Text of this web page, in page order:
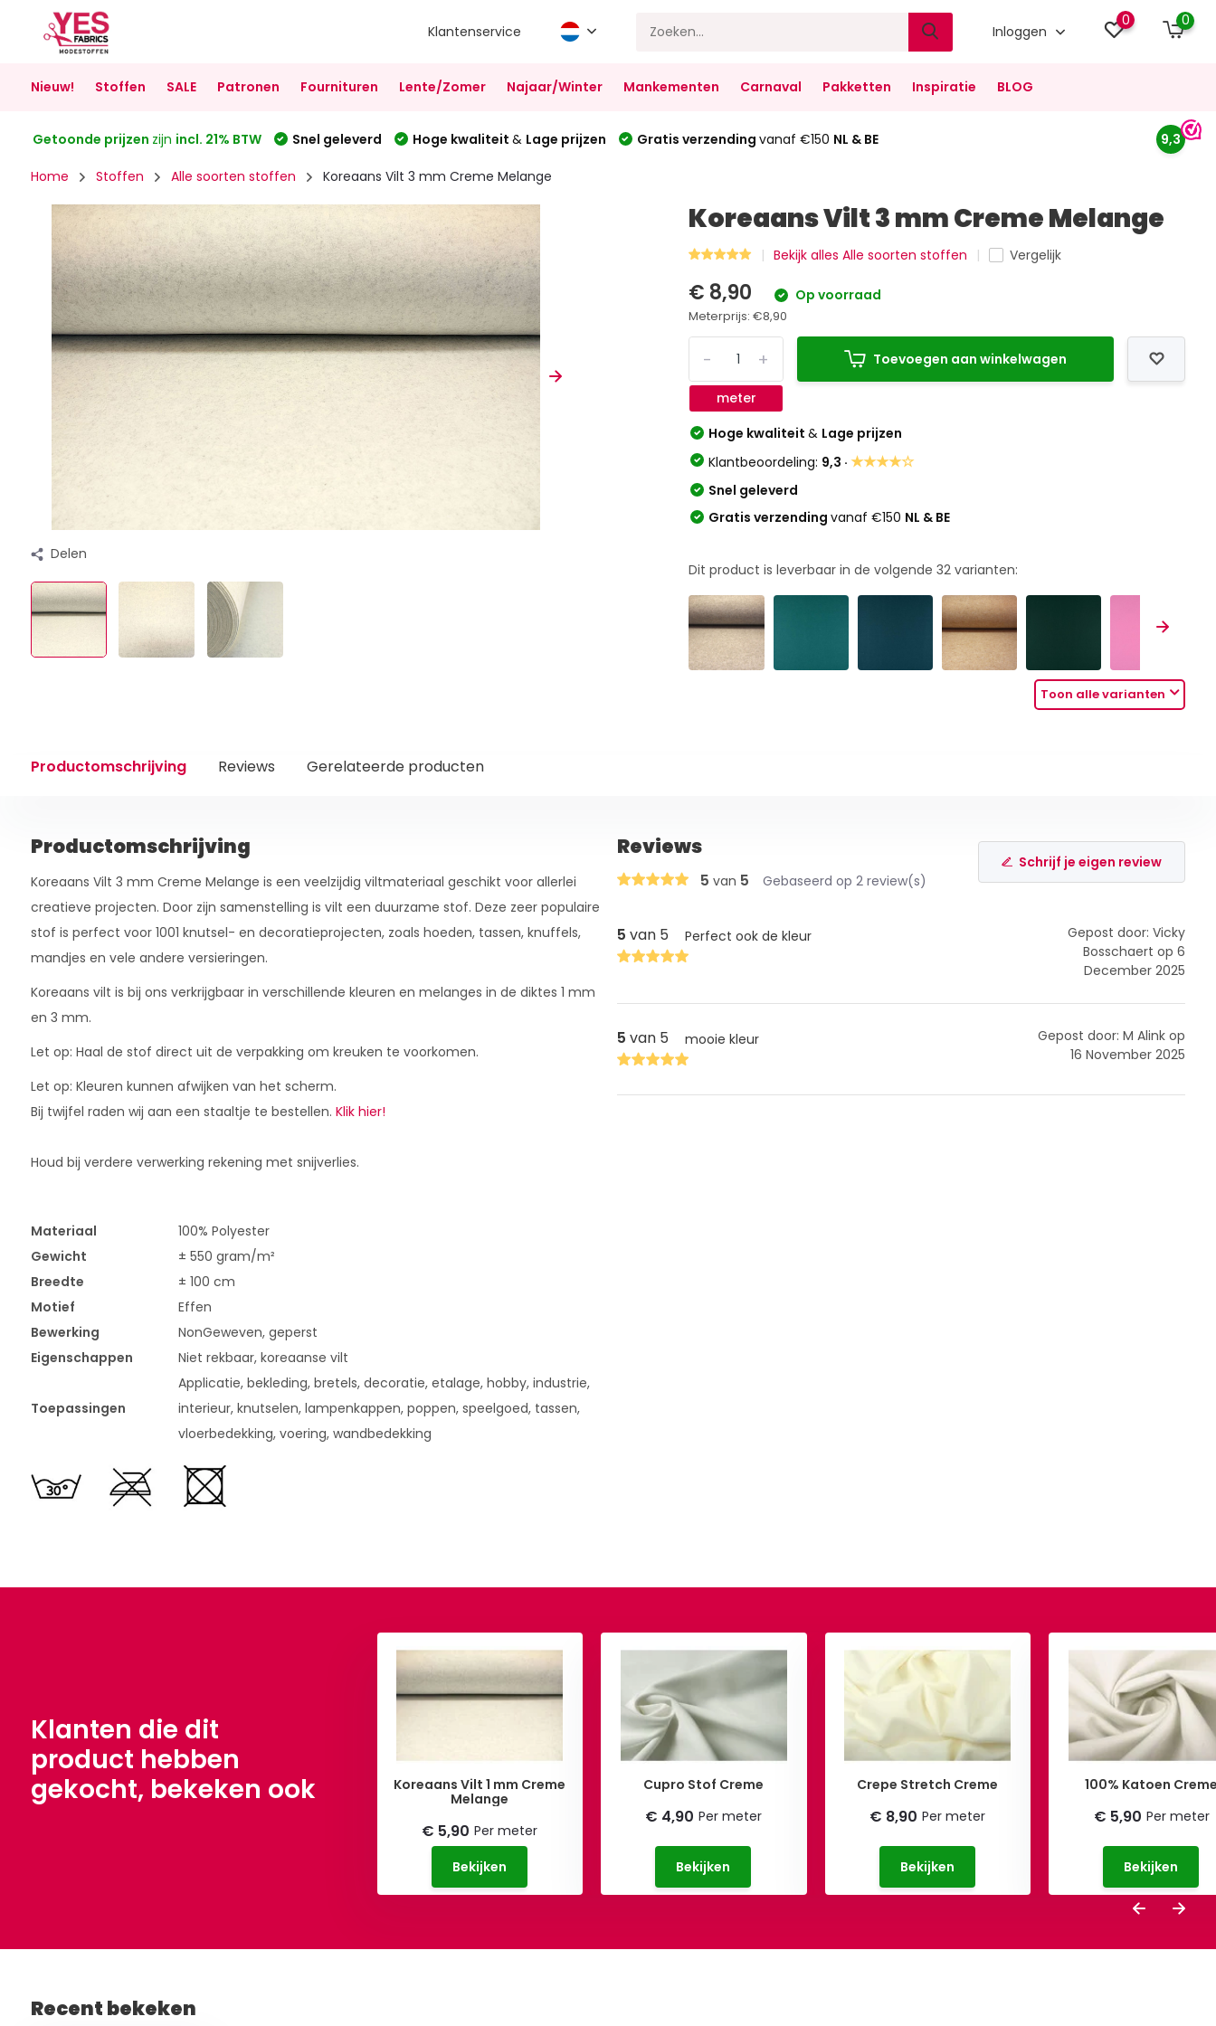
Klantenservice Inloggen
0 0
Nieuw! Stoffen SALE Patronen Fournituren Lente/Zomer Najaar/Winter Mankementen Carnaval Pakketten Inspiratie BLOG
Getoonde prijzen zijn incl. 21% BTW Snel geleverd Hoge kwaliteit & Lage prijzen Gratis verzending vanaf €150 NL & BE 9,3
Home Stoffen Alle soorten stoffen Koreaans Vilt 3 mm Creme Melange
Delen
Koreaans Vilt 3 mm Creme Melange
Bekijk alles Alle soorten stoffen Vergelijk
€ 8,90 Op voorraad
Meterprijs:€8,90
+
-
meter
Toevoegen aan winkelwagen
Hoge kwaliteit& Lage prijzen
Klantbeoordeling: 9,3 ·★★★★☆
Snel geleverd
Gratis verzendingvanaf €150 NL & BE
Dit product is leverbaar in de volgende32 varianten:
Toon alle varianten
Productomschrijving Reviews Gerelateerde producten
Productomschrijving
Koreaans Vilt 3 mm Creme Melange is een veelzijdig viltmateriaal geschikt voor allerlei
creatieve projecten. Door zijn samenstelling is vilt een duurzame stof. Deze zeer populaire
stof is perfect voor 1001 knutsel- en decoratieprojecten, zoals hoeden, tassen, knuffels,
mandjes en vele andere versieringen.
Koreaans vilt is bij ons verkrijgbaar in verschillende kleuren en melanges in de diktes 1 mm
en 3 mm.
Let op: Haal de stof direct uit de verpakking om kreuken te voorkomen.
Let op: Kleuren kunnen afwijken van het scherm.
Bij twijfel raden wij aan een staaltje te bestellen. Klik hier!
Houd bij verdere verwerking rekening met snijverlies.
Materiaal
100% Polyester
Gewicht
± 550 gram/m²
Breedte
± 100 cm
Motief
Effen
Bewerking
NonGeweven, geperst
Eigenschappen
Niet rekbaar, koreaanse vilt
Toepassingen
Applicatie, bekleding, bretels, decoratie, etalage, hobby, industrie,
interieur, knutselen, lampenkappen, poppen, speelgoed, tassen,
vloerbedekking, voering, wandbedekking
Reviews
5 van 5 Gebaseerd op 2 review(s)
Schrijf je eigen review
5 van 5 Perfect ook de kleur
Gepost door: Vicky
Bosschaert op 6
December 2025
5 van 5 mooie kleur
Gepost door: M Alink op
16 November 2025
Klanten die dit
product hebben
gekocht, bekeken ook
Stretch Creme 100% Katoen Creme
Koreaans Vilt 1 mm Creme
Melange
€ 5,90 Per meter
Bekijken
Cupro Stof Creme
€ 4,90 Per meter
Bekijken
Crepe Stretch Creme
€ 8,90 Per meter
Bekijken
100% Katoen
€ 5,90 Per meter
Bekijken
Recent bekeken